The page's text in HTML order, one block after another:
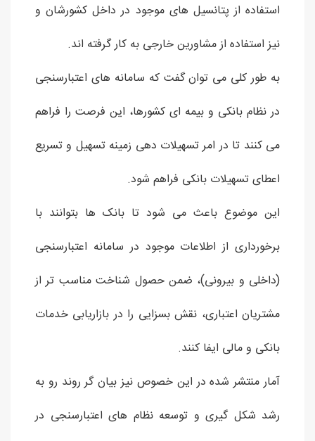
استفاده از پتانسیل های موجود در داخل کشورشان و
نیز استفاده از مشاورین خارجی به کار گرفته اند.
به طور کلی می توان گفت که سامانه های اعتبارسنجی
در نظام بانکی و بیمه ای کشورها، این فرصت را فراهم
می کنند تا در امر تسهیلات دهی زمینه تسهیل و تسریع
اعطای تسهیلات بانکی فراهم شود.
این موضوع باعث می شود تا بانک ها بتوانند با
برخورداری از اطلاعات موجود در سامانه اعتبارسنجی
(داخلی و بیرونی)، ضمن حصول شناخت مناسب تر از
مشتریان اعتباری، نقش بسزایی را در بازاریابی خدمات
بانکی و مالی ایفا کنند.
آمار منتشر شده در این خصوص نیز بیان گر روند رو به
رشد شکل گیری و توسعه نظام های اعتبارسنجی در